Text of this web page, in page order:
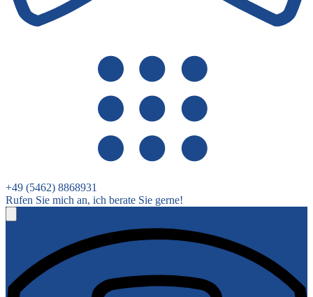
+49 (5462) 8868931
Rufen Sie mich an, ich berate Sie gerne!